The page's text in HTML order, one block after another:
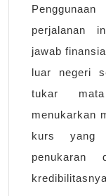
perjalanan
jawab
luar negeri
tukar
menukarkan
kurs yang